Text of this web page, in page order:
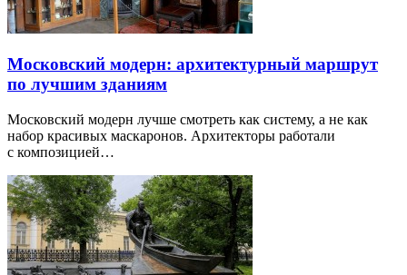
Московский модерн: архитектурный маршрут
по лучшим зданиям
Московский модерн лучше смотреть как систему, а не как
набор красивых маскаронов. Архитекторы работали
с композицией…